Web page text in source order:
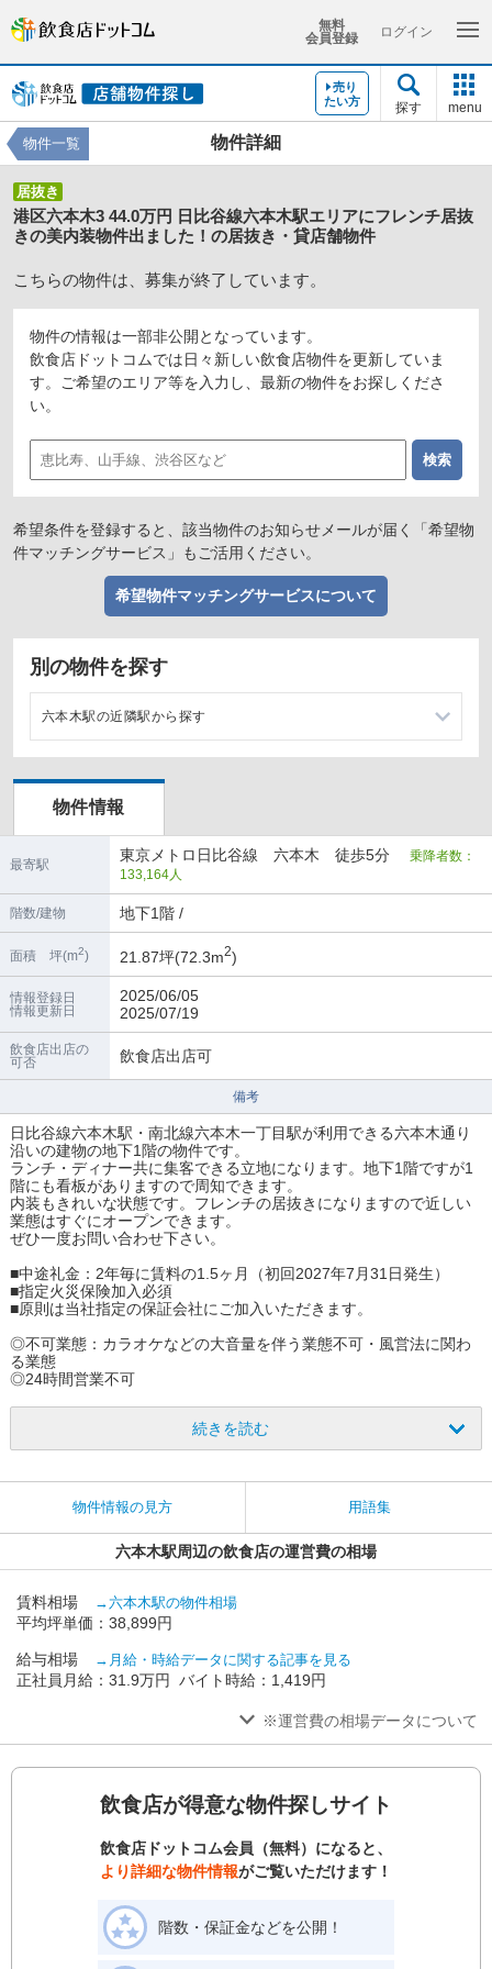
無料
会員登録
ログイン
売り
たい方
探す menu
物件詳細
物件一覧
居抜き
港区六本木3 44.0万円 日比谷線六本木駅エリアにフレンチ居抜
きの美内装物件出ました！の居抜き・貸店舗物件
こちらの物件は、募集が終了しています。
物件の情報は一部非公開となっています。
飲食店ドットコムでは日々新しい飲食店物件を更新していま
す。ご希望のエリア等を入力し、最新の物件をお探しくださ
い。
希望条件を登録すると、該当物件のお知らせメールが届く「希望物
件マッチングサービス」もご活用ください。
希望物件マッチングサービスについて
別の物件を探す
六本木駅の近隣駅から探す
神谷町駅の店舗物件・貸店舗・テナント一覧
麻布十番駅の店舗物件・貸店舗・テナント一覧
青山一丁目駅の店舗物件・貸店舗・テナント一覧
物件情報
最寄駅
東京メトロ日比谷線 六本木 徒歩5分 乗降者数：
133,164人
階数/建物 地下1階 /
面積 坪(m2) 21.87坪(72.3m2)
情報登録日
情報更新日
2025/06/05
2025/07/19
飲食店出店の
可否
飲食店出店可
備考
日比谷線六本木駅・南北線六本木一丁目駅が利用できる六本木通り
沿いの建物の地下1階の物件です。
ランチ・ディナー共に集客できる立地になります。地下1階ですが1
階にも看板がありますので周知できます。
内装もきれいな状態です。フレンチの居抜きになりますので近しい
業態はすぐにオープンできます。
ぜひ一度お問い合わせ下さい。
■中途礼金：2年毎に賃料の1.5ヶ月（初回2027年7月31日発生）
■指定火災保険加入必須
■原則は当社指定の保証会社にご加入いただきます。
◎不可業態：カラオケなどの大音量を伴う業態不可・風営法に関わ
る業態
◎24時間営業不可
続きを読む
物件情報の見方 用語集
六本木駅周辺の飲食店の運営費の相場
賃料相場 →六本木駅の物件相場
平均坪単価：38,899円
給与相場 →月給・時給データに関する記事を見る
正社員月給：31.9万円 バイト時給：1,419円
※運営費の相場データについて
飲食店が得意な物件探しサイト
飲食店ドットコム会員（無料）になると、
より詳細な物件情報がご覧いただけます！
階数・保証金などを公開！